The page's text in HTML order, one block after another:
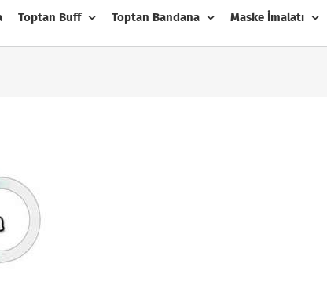
Toptan Buff Toptan Bandana Maske İmalatı